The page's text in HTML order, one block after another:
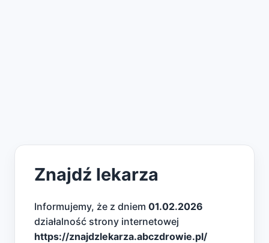
Znajdź lekarza
Informujemy, że z dniem 01.02.2026
działalność strony internetowej
https://znajdzlekarza.abczdrowie.pl/